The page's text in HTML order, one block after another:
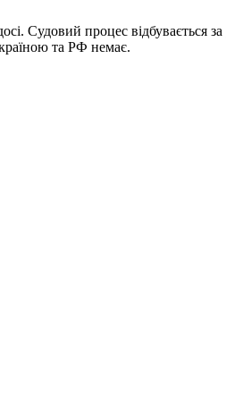
Судовий процес відбувається за
та РФ немає.